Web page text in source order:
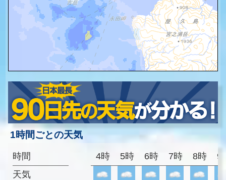
1時間ごとの天気
時間
天気
4時 5時 6時 7時 8時 9